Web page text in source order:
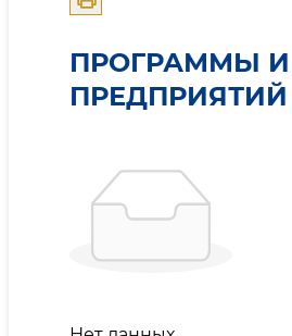
ПРОГРАММЫ И
ПРЕДПРИЯТИЙ